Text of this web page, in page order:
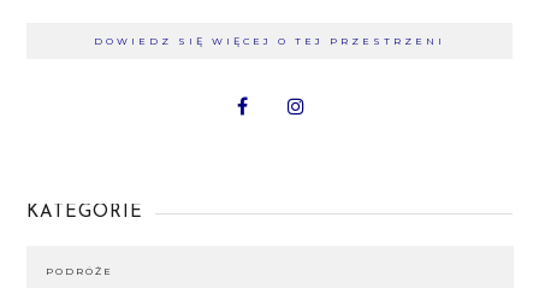
DOWIEDZ SIĘ WIĘCEJ O TEJ PRZESTRZENI
KATEGORIE
PODRÓŻE